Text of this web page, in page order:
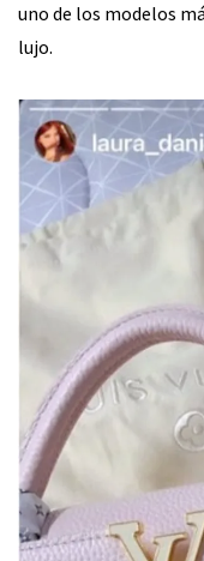
uno de los modelos
lujo.